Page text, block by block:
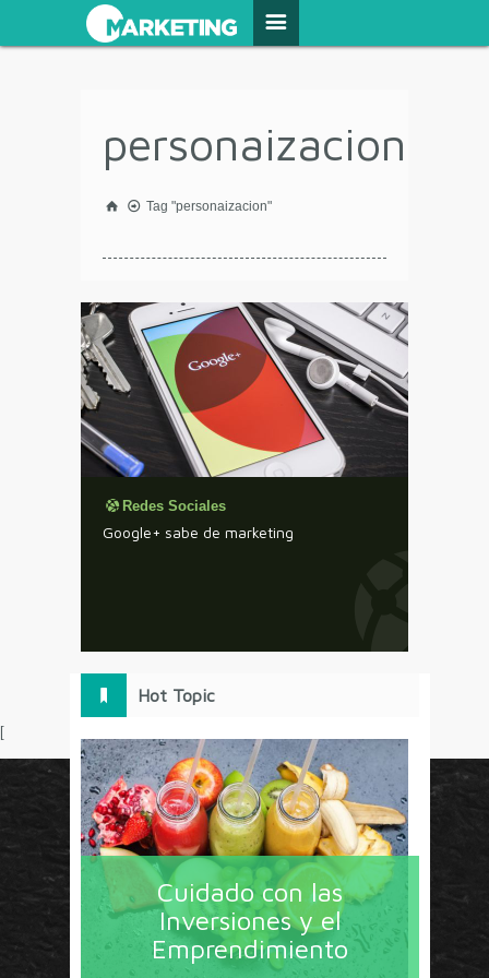
personaizacion
Tag "personaizacion"
Redes Sociales
Google+ sabe de marketing
Hot Topic
Cuidado con las
Inversiones y el
Emprendimiento
[
Circulo Marketing concentra lo último en estrategias,
herramientas y tendencias con un enfoque en México
y América Latina. La revista contiene lo imprescindible
en tecnología, nuevas herramientas, liderazgo, redes
sociales y nuevas ideas en marketing. Los contenidos
están escritos por líderes de negocios y dirigidos hacia